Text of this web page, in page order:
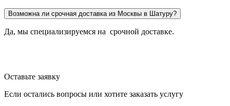
Возможна ли срочная доставка из Москвы в Шатуру?
Да, мы специализируемся на срочной доставке.
Оставьте заявку
Если остались вопросы или хотите заказать услугу